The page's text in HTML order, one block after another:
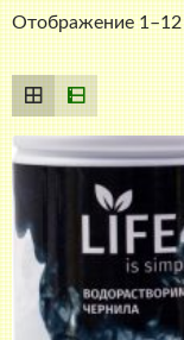
Отображение 1–12